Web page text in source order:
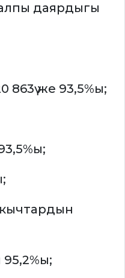
даярдыгы
863ү же 93,5%ы;